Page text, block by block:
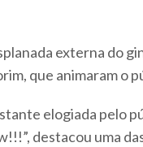
externa do
que animaram o
elogiada pelo
destacou uma